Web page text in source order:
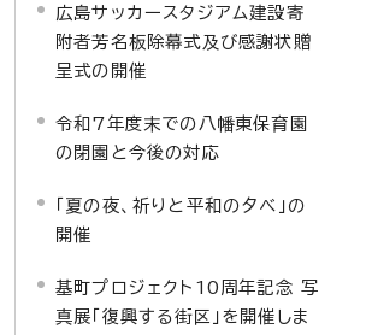
広島サッカースタジアム建設寄
附者芳名板除幕式及び感謝状贈
呈式の開催
令和7年度末での八幡東保育園
の閉園と今後の対応
「夏の夜、祈りと平和の夕べ」の
開催
基町プロジェクト10周年記念 写
真展「復興する街区」を開催しま